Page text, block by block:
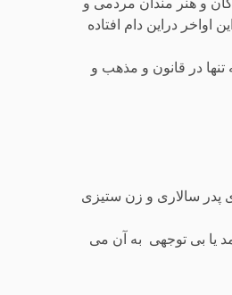
و هنر مندان مردمی و
اواخر دراین دام افتاده
در قانون و مذهب و
پدر سالاری و زن ستیزی
یا بی توجهی به آن می